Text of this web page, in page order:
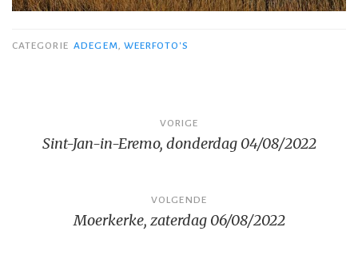
CATEGORIE ADEGEM, WEERFOTO'S
navigatie
VORIGE
Sint-Jan-in-Eremo, donderdag 04/08/2022
VOLGENDE
Moerkerke, zaterdag 06/08/2022